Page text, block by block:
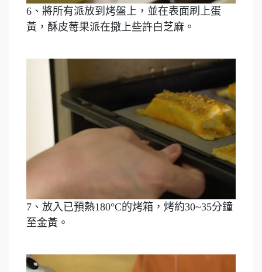
6、將所有派放到烤盤上，並在表面刷上蛋
黃，酥皮莓果派在撒上些許白芝麻。
7、放入已預熱180°C的烤箱，烤約30~35分鐘
至金黃。